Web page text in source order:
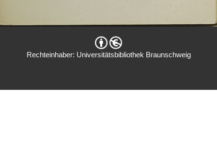
Rechteinhaber: Universitätsbibliothek Braunschweig